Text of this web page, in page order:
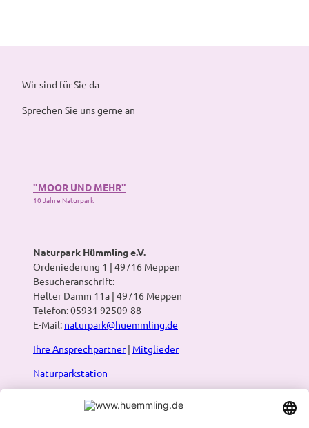
Wir sind für Sie da
Sprechen Sie uns gerne an
"MOOR UND MEHR"
10 Jahre Naturpark
Naturpark Hümmling e.V.
Ordeniederung 1 | 49716 Meppen
Besucheranschrift:
Helter Damm 11a | 49716 Meppen
Telefon: 05931 92509-88
E-Mail: naturpark@huemmling.de
Ihre Ansprechpartner| Mitglieder
Naturparkstation